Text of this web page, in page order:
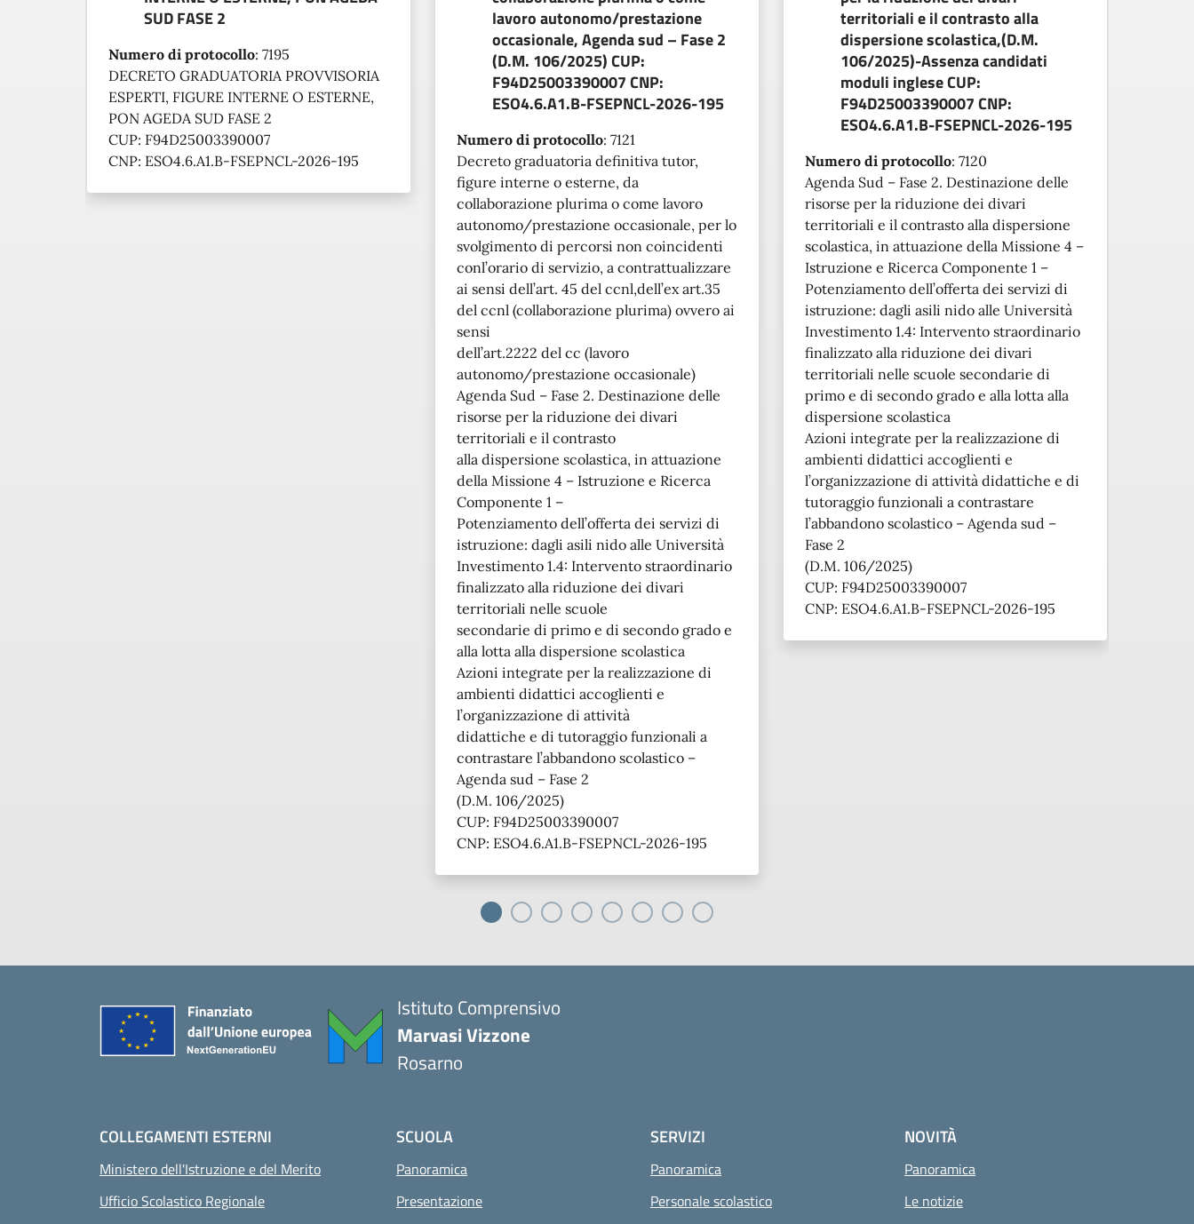
SUD FASE 2
Numero di protocollo: 7195
DECRETO GRADUATORIA PROVVISORIA
ESPERTI, FIGURE INTERNE O ESTERNE,
PON AGEDA SUD FASE 2
CUP: F94D25003390007
CNP: ESO4.6.A1.B-FSEPNCL-2026-195
lavoro autonomo/prestazione
occasionale, Agenda sud – Fase 2
(D.M. 106/2025) CUP:
F94D25003390007 CNP:
ESO4.6.A1.B-FSEPNCL-2026-195
Numero di protocollo: 7121
Decreto graduatoria definitiva tutor,
figure interne o esterne, da
collaborazione plurima o come lavoro
autonomo/prestazione occasionale, per lo
svolgimento di percorsi non coincidenti
conl’orario di servizio, a contrattualizzare
ai sensi dell’art. 45 del ccnl,dell’ex art.35
del ccnl (collaborazione plurima) ovvero ai
sensi
dell’art.2222 del cc (lavoro
autonomo/prestazione occasionale)
Agenda Sud – Fase 2. Destinazione delle
risorse per la riduzione dei divari
territoriali e il contrasto
alla dispersione scolastica, in attuazione
della Missione 4 – Istruzione e Ricerca
Componente 1 –
Potenziamento dell’offerta dei servizi di
istruzione: dagli asili nido alle Università
Investimento 1.4: Intervento straordinario
finalizzato alla riduzione dei divari
territoriali nelle scuole
secondarie di primo e di secondo grado e
alla lotta alla dispersione scolastica
Azioni integrate per la realizzazione di
ambienti didattici accoglienti e
l’organizzazione di attività
didattiche e di tutoraggio funzionali a
contrastare l’abbandono scolastico –
Agenda sud – Fase 2
(D.M. 106/2025)
CUP: F94D25003390007
CNP: ESO4.6.A1.B-FSEPNCL-2026-195
territoriali e il contrasto alla
dispersione scolastica,(D.M.
106/2025)-Assenza candidati
moduli inglese CUP:
F94D25003390007 CNP:
ESO4.6.A1.B-FSEPNCL-2026-195
Numero di protocollo: 7120
Agenda Sud – Fase 2. Destinazione delle
risorse per la riduzione dei divari
territoriali e il contrasto alla dispersione
scolastica, in attuazione della Missione 4 –
Istruzione e Ricerca Componente 1 –
Potenziamento dell’offerta dei servizi di
istruzione: dagli asili nido alle Università
Investimento 1.4: Intervento straordinario
finalizzato alla riduzione dei divari
territoriali nelle scuole secondarie di
primo e di secondo grado e alla lotta alla
dispersione scolastica
Azioni integrate per la realizzazione di
ambienti didattici accoglienti e
l’organizzazione di attività didattiche e di
tutoraggio funzionali a contrastare
l’abbandono scolastico – Agenda sud –
Fase 2
(D.M. 106/2025)
CUP: F94D25003390007
CNP: ESO4.6.A1.B-FSEPNCL-2026-195
Istituto Comprensivo
Marvasi Vizzone
Rosarno
COLLEGAMENTI ESTERNI
Ministero dell'Istruzione e del Merito
Ufficio Scolastico Regionale
SCUOLA
Panoramica
Presentazione
SERVIZI
Panoramica
Personale scolastico
NOVITÀ
Panoramica
Le notizie